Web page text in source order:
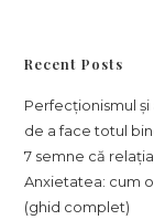
Recent Posts
Perfecționismul
de a face totul
7 semne că
Anxietatea: cum
(ghid complet)